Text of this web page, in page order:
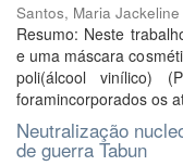
Santos, Maria
Resumo: Neste
e uma máscara
poli(álcool vinílico)
foramincorporados os
Neutralização
de guerra Tabun